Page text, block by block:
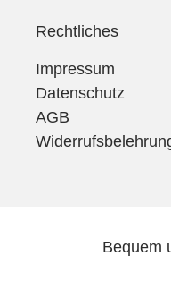
Rechtliches
Impressum
Datenschutz
AGB
Bequem